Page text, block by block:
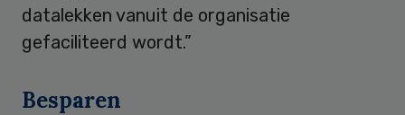
datalekken vanuit de organisatie
gefaciliteerd wordt.”
Besparen